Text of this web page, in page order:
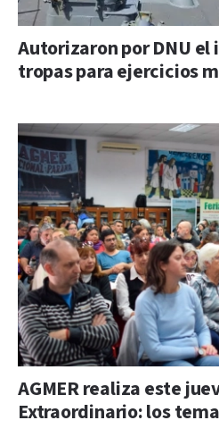
Autorizaron por DNU el
tropas para ejercicios
AGMER realiza este
Extraordinario: los